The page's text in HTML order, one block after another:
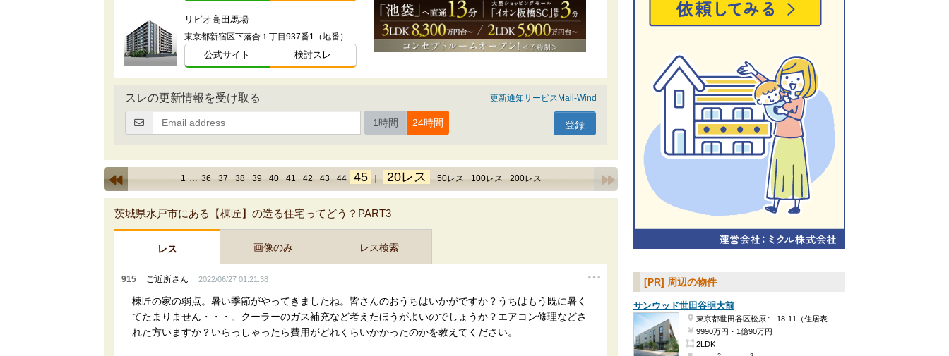
リビオ高田馬場
東京都新宿区下落合１丁目937番1（地番）
公式サイト 検討スレ
スレの更新情報を受け取る 更新通知サービスMail-Wind
1時間 24時間
1 … 36 37 38 39 40 41 42 43 44 45 ｜ 20レス 50レス 100レス 200レス
茨城県水戸市にある【棟匠】の造る住宅ってどう？PART3
レス 画像のみ レス検索
915 ご近所さん 2022/06/27 01:21:38
棟匠の家の弱点。暑い季節がやってきましたね。皆さんのおうちはいかがですか？うちはもう既に暑く
てたまりません・・・。クーラーのガス補充など考えたほうがよいのでしょうか？エアコン修理などさ
れた方いますか？いらっしゃったら費用がどれくらいかかったのかを教えてください。
[PR] 周辺の物件
サンウッド世田谷明大前
9990万円・1億90万円
2LDK